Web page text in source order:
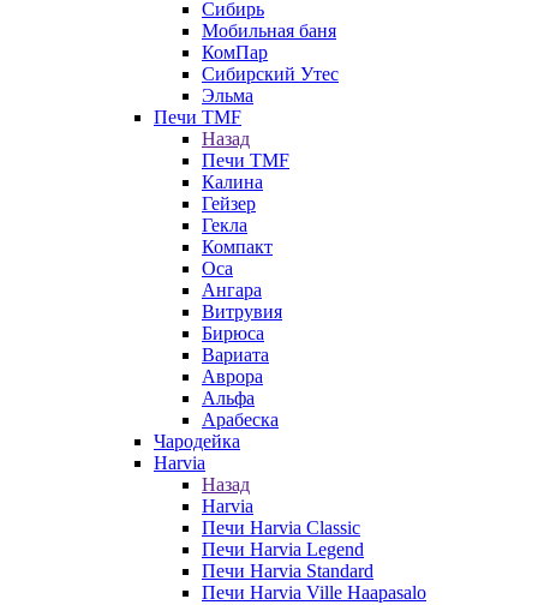
Сибирь
Мобильная баня
КомПар
Сибирский Утес
Эльма
Печи TMF
Назад
Печи TMF
Калина
Гейзер
Гекла
Компакт
Оса
Ангара
Витрувия
Бирюса
Вариата
Аврора
Альфа
Арабеска
Чародейка
Harvia
Назад
Harvia
Печи Harvia Classic
Печи Harvia Legend
Печи Harvia Standard
Печи Harvia Ville Haapasalo